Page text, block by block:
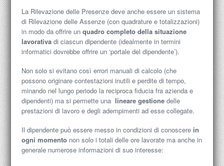
La Rilevazione delle Presenze deve anche essere un sistema
di Rilevazione delle Assenze (con quadrature e totalizzazioni)
in modo da offrire un quadro completo della situazione
lavorativadi ciascun dipendente (idealmente in termini
informatici dovrebbe offrire un ‘portale del dipendente’).
Non solo si evitano così errori manuali di calcolo (che
possono originare contestazioni inutili e perdite di tempo,
minando nel lungo periodo la reciproca fiducia fra azienda e
dipendenti) ma si permette una lineare gestionedelle
prestazioni di lavoro e degli adempimenti ad esse collegate.
Il dipendente può essere messo in condizioni di conoscere in
ogni momentonon solo i totali delle ore lavorate ma anche in
generale numerose informazioni di suo interesse: